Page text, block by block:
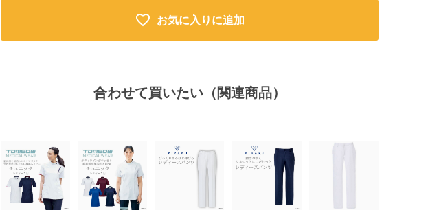
お気に入りに追加
合わせて買いたい（関連商品）